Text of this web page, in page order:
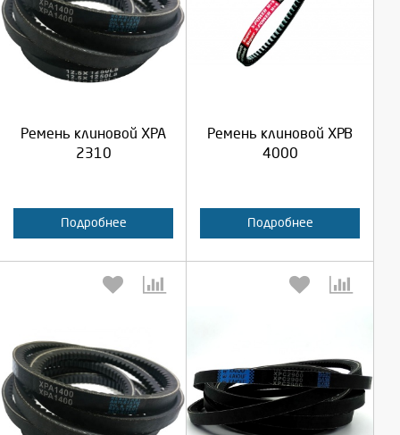
Ремень клиновой XPA
2310
Подробнее
Выберите количество:
Отмена
Ремень клиновой XPB
4000
Подробнее
Выберите количество:
Отмена
Выберите количество: Выберите количество: